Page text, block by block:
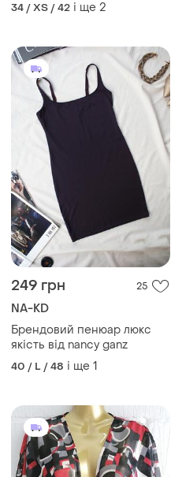
34 / XS / 42 і ще 2
249 грн 25
NA-KD
Брендовий пенюар люкс
якість від nancy ganz
40 / L / 48 і ще 1